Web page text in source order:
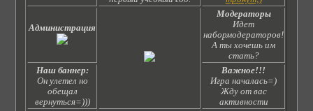
Администрация
Модераторы
Идет
набормодераторов!
А ты хочешь им
стать?
Наш баннер:
Он улетел но
обещал
вернуться=)))
Важное!!!
Игра началась=)
Жду от вас
активности